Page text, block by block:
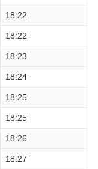
18:22
18:22
18:23
18:24
18:25
18:25
18:26
18:27